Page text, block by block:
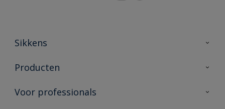
Sikkens
Over Sikkens
Duurzaamheid
Producten
Producten voor binnen
Voor professionals